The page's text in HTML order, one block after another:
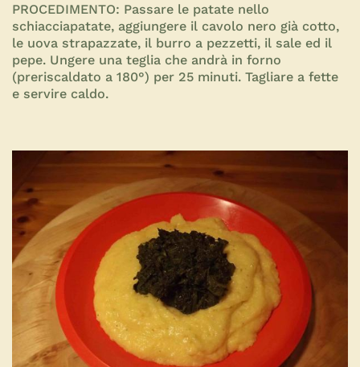
PROCEDIMENTO: Passare le patate nello
schiacciapatate, aggiungere il cavolo nero già cotto,
le uova strapazzate, il burro a pezzetti, il sale ed il
pepe. Ungere una teglia che andrà in forno
(preriscaldato a 180°) per 25 minuti. Tagliare a fette
e servire caldo.